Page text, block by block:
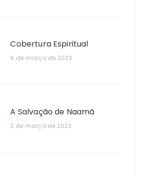
Cobertura Espiritual
6 de março de 2023
A Salvação de Naamã
2 de março de 2023